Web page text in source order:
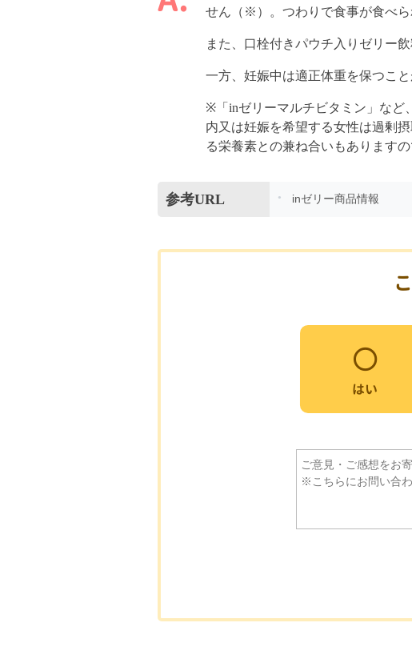
せん（※）。つわりで食事が食べ
また、口栓付きパウチ入りゼリー
一方、妊娠中は適正体重を保つこ
※「inゼリーマルチビタミン」など
内又は妊娠を希望する女性は過剰
る栄養素との兼ね合いもありますの
参考URL inゼリー商品情報
はい